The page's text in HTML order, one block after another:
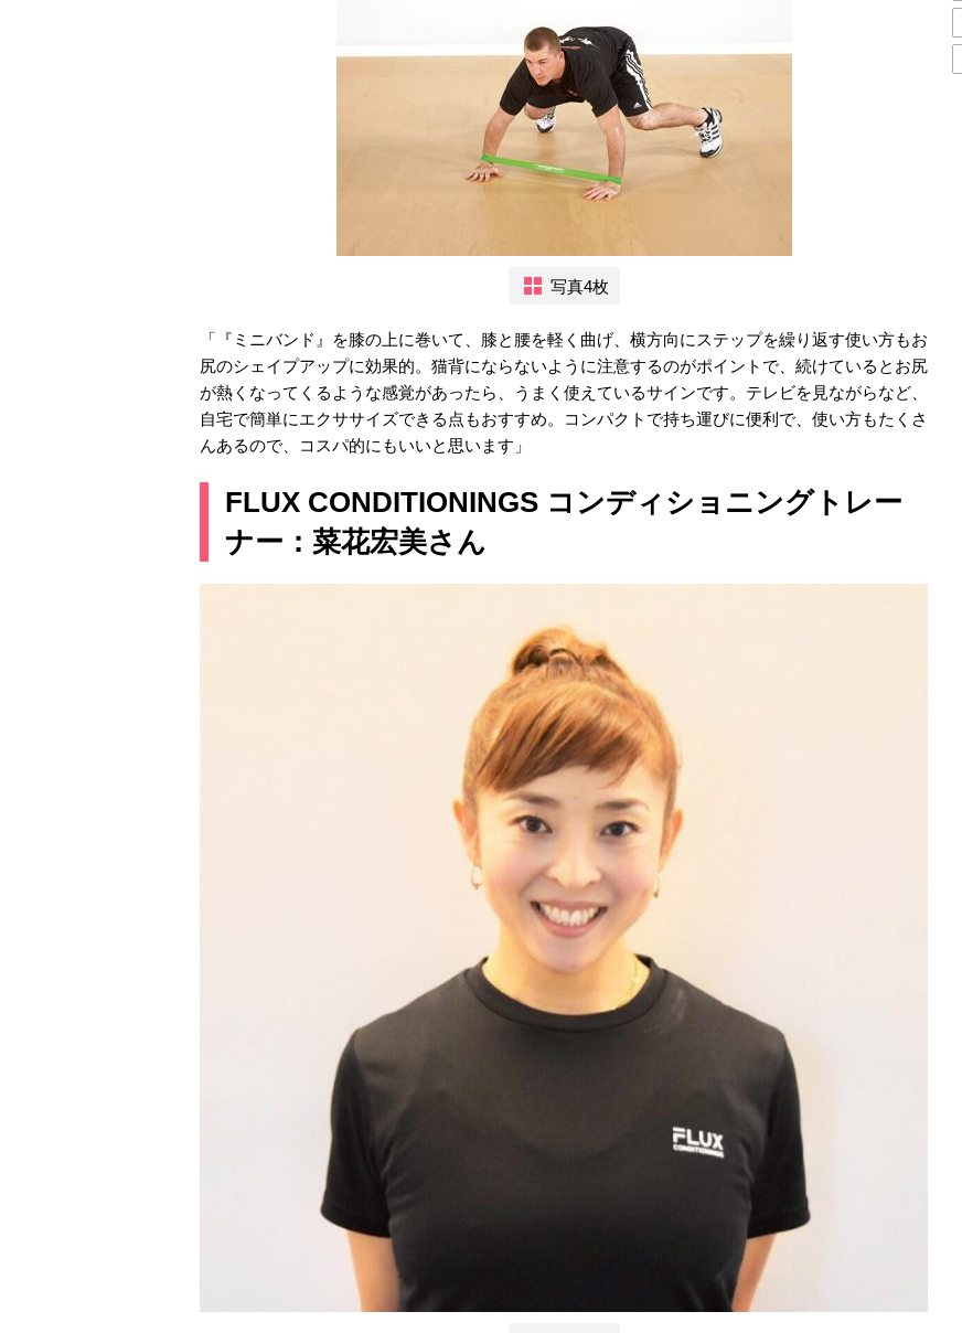
写真4枚
「『ミニバンド』を膝の上に巻いて、膝と腰を軽く曲げ、横方向にステップを繰り返す使い方もお
尻のシェイプアップに効果的。猫背にならないように注意するのがポイントで、続けているとお尻
が熱くなってくるような感覚があったら、うまく使えているサインです。テレビを見ながらなど、
自宅で簡単にエクササイズできる点もおすすめ。コンパクトで持ち運びに便利で、使い方もたくさ
んあるので、コスパ的にもいいと思います」
FLUX CONDITIONINGS コンディショニングトレー
ナー：菜花宏美さん